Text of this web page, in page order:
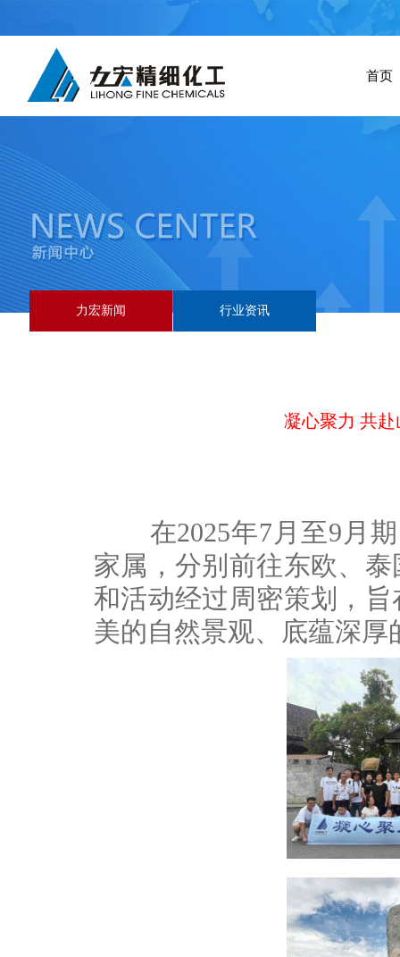
首页
力宏新闻 行业资讯
凝心聚力 共
在2025年7月至9月期
家属，分别前往东欧、
和活动经过周密策划，
美的自然景观、底蕴深